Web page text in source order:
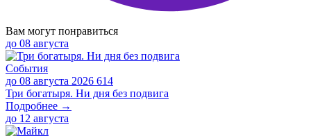
Вам могут понравиться
до 08 августа
События
до 08 августа 2026 614
Три богатыря. Ни дня без подвига
Подробнее →
до 12 августа